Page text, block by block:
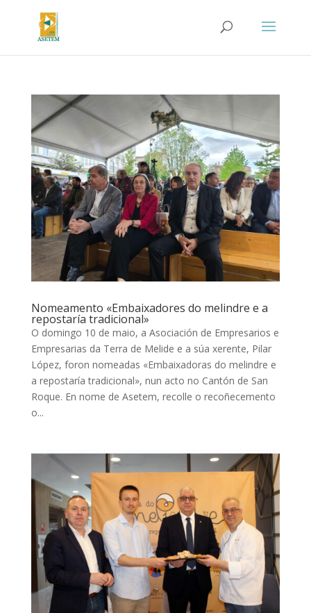
Nomeamento «Embaixadores do melindre e a
repostaría tradicional»
O domingo 10 de maio, a Asociación de Empresarios e
Empresarias da Terra de Melide e a súa xerente, Pilar
López, foron nomeadas «Embaixadoras do melindre e
a repostaría tradicional», nun acto no Cantón de San
Roque. En nome de Asetem, recolle o recoñecemento
o...